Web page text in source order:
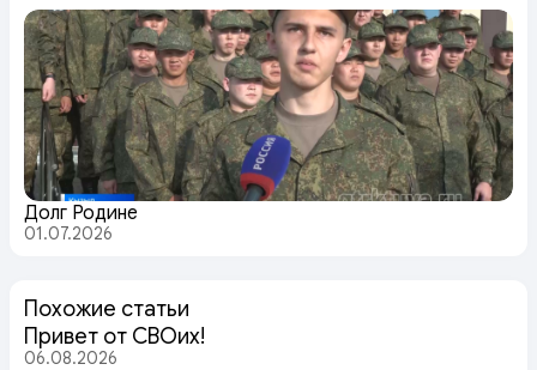
Долг Родине
01.07.2026
Похожие статьи
Привет от СВОих!
06.08.2026